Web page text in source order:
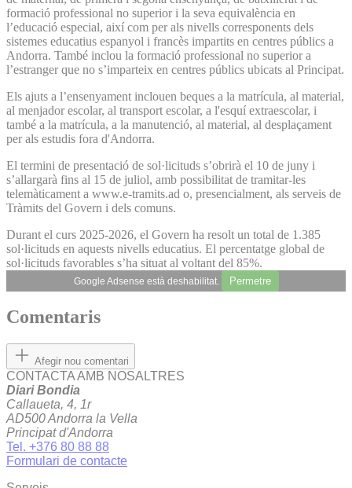
formació professional no superior i la seva equivalència en
l’educació especial, així com per als nivells corresponents dels
sistemes educatius espanyol i francès impartits en centres públics a
Andorra. També inclou la formació professional no superior a
l’estranger que no s’imparteix en centres públics ubicats al Principat.
Els ajuts a l’ensenyament inclouen beques a la matrícula, al material,
al menjador escolar, al transport escolar, a l'esquí extraescolar, i
també a la matrícula, a la manutenció, al material, al desplaçament
per als estudis fora d'Andorra.
El termini de presentació de sol·licituds s’obrirà el 10 de juny i
s’allargarà fins al 15 de juliol, amb possibilitat de tramitar-les
telemàticament a www.e-tramits.ad o, presencialment, als serveis de
Tràmits del Govern i dels comuns.
Durant el curs 2025-2026, el Govern ha resolt un total de 1.385
sol·licituds en aquests nivells educatius. El percentatge global de
sol·licituds favorables s’ha situat al voltant del 85%.
Google Adsense està deshabilitat. Permetre
Comentaris
Afegir nou comentari
CONTACTA AMB NOSALTRES
Diari Bondia
Callaueta, 4, 1r
AD500 Andorra la Vella
Principat d'Andorra
Tel. +376 80 88 88
Formulari de contacte